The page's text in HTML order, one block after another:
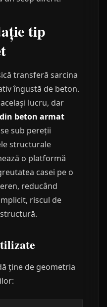
tip
transferă sarcina
îngustă de beton.
lucru, dar
beton armat
sub pereții
structurale
o platformă
casei pe o
reducând
riscul de
ține de geometria